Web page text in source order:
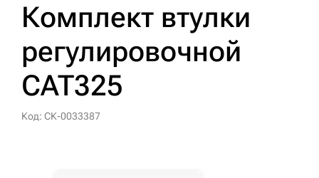
Комплект втулки
регулировочной
CAT325
Код: СК-0033387
Доставка и оплата
Информация
Контакты
3D тур по производству